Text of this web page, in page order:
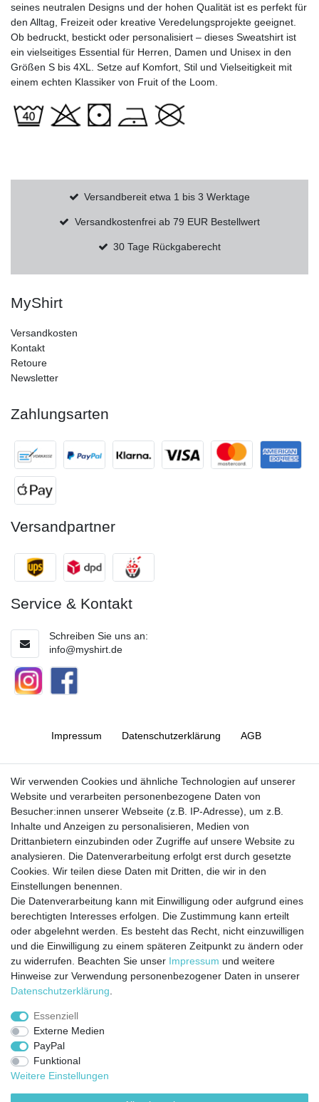
seines neutralen Designs und der hohen Qualität ist es perfekt für
den Alltag, Freizeit oder kreative Veredelungsprojekte geeignet.
Ob bedruckt, bestickt oder personalisiert – dieses Sweatshirt ist
ein vielseitiges Essential für Herren, Damen und Unisex in den
Größen S bis 4XL. Setze auf Komfort, Stil und Vielseitigkeit mit
einem echten Klassiker von Fruit of the Loom.
Versandbereit etwa 1 bis 3 Werktage
Versandkostenfrei ab 79 EUR Bestellwert
30 Tage Rückgaberecht
MyShirt
Versandkosten
Kontakt
Retoure
Newsletter
Zahlungsarten
Versandpartner
Service & Kontakt
Schreiben Sie uns an:
info@myshirt.de
Impressum Daten­schutz­erklärung AGB
Barrierefreiheitserklärung Widerrufs­recht
Vertrag widerrufen Kontakt
Jetzt anmelden und auf dem Laufenden
bleiben!
Sie wollen keine Neuigkeiten verpassen?
Dann melden Sie sich noch heute zu unserem Newsletter an:
VORNAME
E-MAIL **
Newsletter
Honig
Ich stimme zu, dass meine personenbezogenen Daten genutzt werden, um
Wir verwenden Cookies und ähnliche Technologien auf unserer
Website und verarbeiten personenbezogene Daten von
Besucher:innen unserer Webseite (z.B. IP-Adresse), um z.B.
Inhalte und Anzeigen zu personalisieren, Medien von
Drittanbietern einzubinden oder Zugriffe auf unsere Website zu
analysieren. Die Datenverarbeitung erfolgt erst durch gesetzte
Cookies. Wir teilen diese Daten mit Dritten, die wir in den
Einstellungen benennen.
Die Datenverarbeitung kann mit Einwilligung oder aufgrund eines
berechtigten Interesses erfolgen. Die Zustimmung kann erteilt
oder abgelehnt werden. Es besteht das Recht, nicht einzuwilligen
und die Einwilligung zu einem späteren Zeitpunkt zu ändern oder
zu widerrufen. Beachten Sie unser Impressum und weitere
Hinweise zur Verwendung personenbezogener Daten in unserer
Daten­schutz­erklärung
Essenziell
Externe Medien
PayPal
Funktional
Weitere Einstellungen